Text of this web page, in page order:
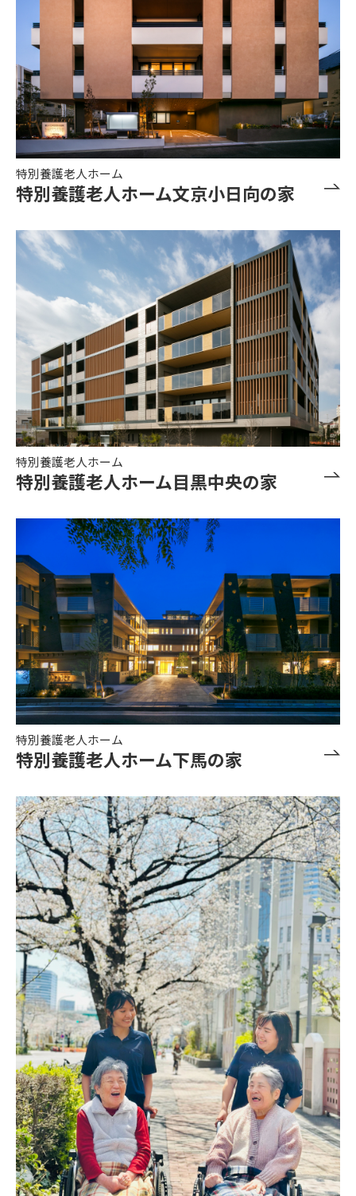
特別養護老人ホーム
特別養護老人ホーム文京小日向の家
特別養護老人ホーム
特別養護老人ホーム目黒中央の家
特別養護老人ホーム
特別養護老人ホーム下馬の家